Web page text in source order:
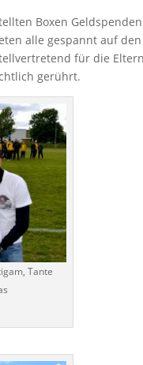
Boxen
alle gespannt auf
für die
gerührt.
Tante